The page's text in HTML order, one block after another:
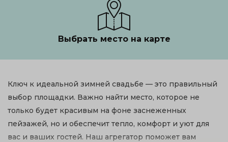
Выбрать место на карте
Ключ к идеальной зимней свадьбе — это правильный
выбор площадки. Важно найти место, которое не
только будет красивым на фоне заснеженных
пейзажей, но и обеспечит тепло, комфорт и уют для
вас и ваших гостей. Наш агрегатор поможет вам